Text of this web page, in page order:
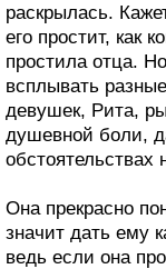
раскрылась.
его простит, как
простила отца.
всплывать
девушек, Рита,
душевной боли,
обстоятельствах
Она прекрасно
значит дать ему
ведь если она